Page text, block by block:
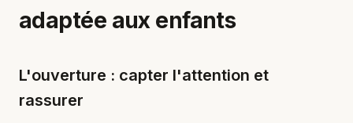
adaptée aux enfants
L'ouverture : capter l'attention et
rassurer